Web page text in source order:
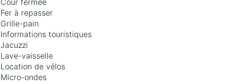
Cour fermée
Fer à repasser
Grille-pain
Informations touristiques
Jacuzzi
Lave-vaisselle
Location de vélos
Micro-ondes